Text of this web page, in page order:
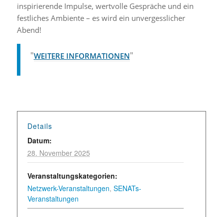
inspirierende Impulse, wertvolle Gespräche und ein
festliches Ambiente – es wird ein unvergesslicher
Abend!
WEITERE INFORMATIONEN
Details
Datum:
28. November 2025
Veranstaltungskategorien:
Netzwerk-Veranstaltungen, SENATs-
Veranstaltungen